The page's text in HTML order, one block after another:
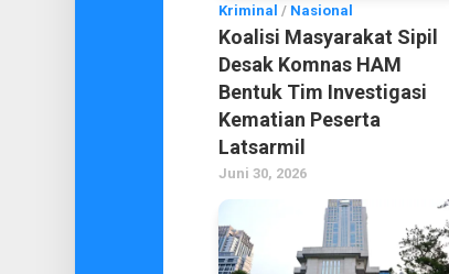
Kriminal / Nasional
Koalisi Masyarakat Sipil
Desak Komnas HAM
Bentuk Tim Investigasi
Kematian Peserta
Latsarmil
Juni 30, 2026